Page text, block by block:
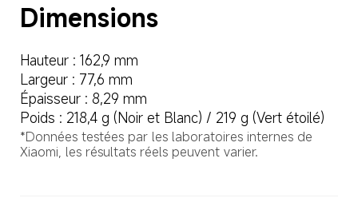
Dimensions
Hauteur : 162,9 mm
Largeur : 77,6 mm
Épaisseur : 8,29 mm
Poids : 218,4 g (Noir et Blanc) / 219 g (Vert étoilé)
*Données testées par les laboratoires internes de
Xiaomi, les résultats réels peuvent varier.